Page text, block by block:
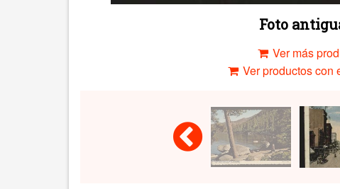
Foto
Ver más
Ver productos con